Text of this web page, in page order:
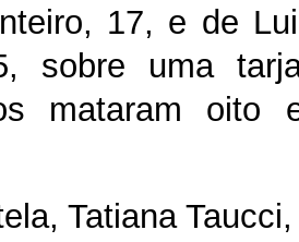
17, e de
sobre uma
mataram oito
Tatiana